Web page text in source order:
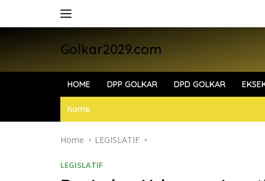
Golkar2029.com
HOME DPP GOLKAR DPD GOLKAR
home
Home LEGISLATIF
LEGISLATIF